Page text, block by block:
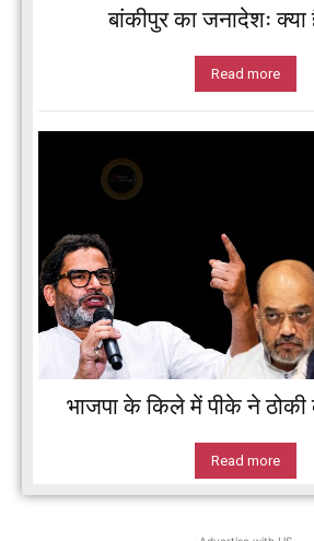
बांकीपुर का जनादेशः
Read more
भाजपा के किले में पीके ने ठोकी
Read more